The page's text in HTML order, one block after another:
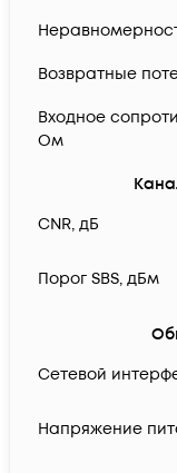
Возвратные
Входное
Ом
CNR, дБ
Порог SBS, дБм
Сетевой
Напряжение